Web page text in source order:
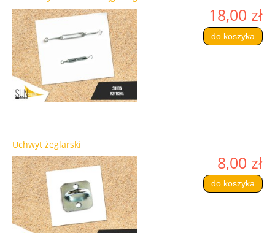
18,00 zł
do koszyka
Uchwyt żeglarski
8,00 zł
do koszyka